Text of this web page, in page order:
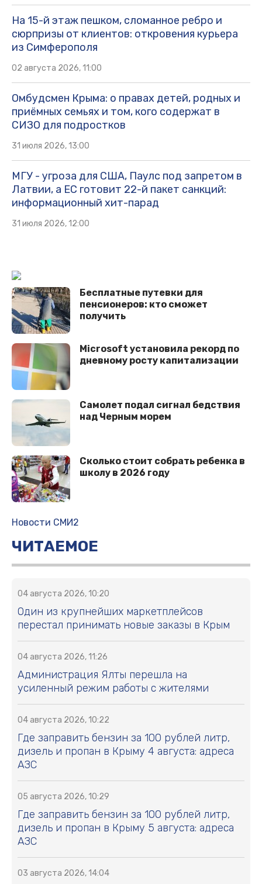
На 15-й этаж пешком, сломанное ребро и
сюрпризы от клиентов: откровения курьера
из Симферополя
02 августа 2026, 11:00
Омбудсмен Крыма: о правах детей, родных и
приёмных семьях и том, кого содержат в
СИЗО для подростков
31 июля 2026, 13:00
МГУ - угроза для США, Паулс под запретом в
Латвии, а ЕС готовит 22-й пакет санкций:
информационный хит-парад
31 июля 2026, 12:00
Бесплатные путевки для
пенсионеров: кто сможет
получить
Microsoft установила рекорд по
дневному росту капитализации
Самолет подал сигнал бедствия
над Черным морем
Сколько стоит собрать ребенка в
школу в 2026 году
Новости СМИ2
ЧИТАЕМОЕ
04 августа 2026, 10:20
Один из крупнейших маркетплейсов
перестал принимать новые заказы в Крым
04 августа 2026, 11:26
Администрация Ялты перешла на
усиленный режим работы с жителями
04 августа 2026, 10:22
Где заправить бензин за 100 рублей литр,
дизель и пропан в Крыму 4 августа: адреса
АЗС
05 августа 2026, 10:29
Где заправить бензин за 100 рублей литр,
дизель и пропан в Крыму 5 августа: адреса
АЗС
03 августа 2026, 14:04